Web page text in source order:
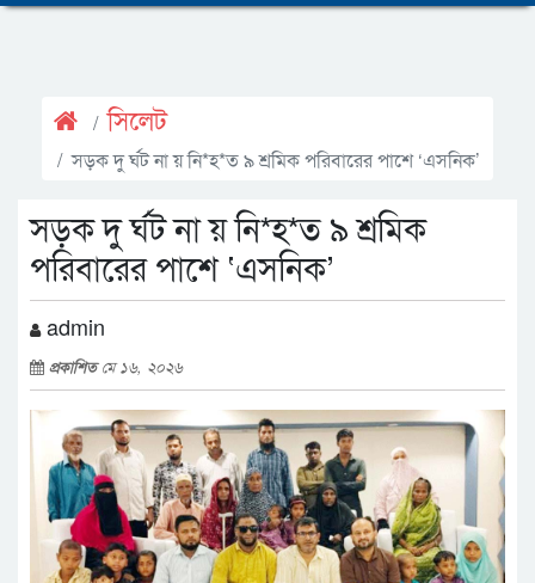
সিলেট
সড়ক দু র্ঘট না য় নি*হ*ত ৯ শ্রমিক পরিবারের পাশে ‘এসনিক’
সড়ক দু র্ঘট না য় নি*হ*ত ৯ শ্রমিক
পরিবারের পাশে ‘এসনিক’
admin
প্রকাশিতমে ১৬, ২০২৬